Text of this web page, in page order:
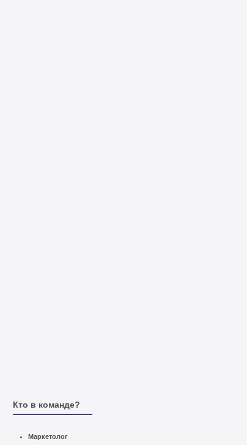
Кто в команде?
Маркетолог